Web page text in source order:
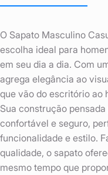
O Sapato Masculino
escolha ideal para
em seu dia a dia. Com
agrega elegância ao
que vão do escritório ao
Sua construção
confortável e seguro,
funcionalidade e estilo.
qualidade, o sapato
mesmo tempo que